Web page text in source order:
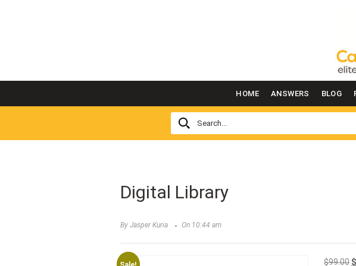
HOME ANSWERS BLOG
Digital Library
By Jasper Kuria On 10:44 am
$99.00 $